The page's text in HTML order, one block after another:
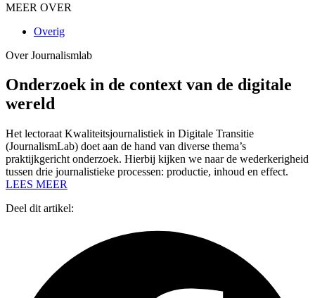
MEER OVER
Overig
Over Journalismlab
Onderzoek in de context van de digitale
wereld
Het lectoraat Kwaliteitsjournalistiek in Digitale Transitie
(JournalismLab) doet aan de hand van diverse thema’s
praktijkgericht onderzoek. Hierbij kijken we naar de wederkerigheid
tussen drie journalistieke processen: productie, inhoud en effect.
LEES MEER
Deel dit artikel: